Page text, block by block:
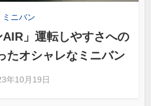
ミニバン
AIR」運転しやすさへの
たオシャレなミニバン
年10月19日